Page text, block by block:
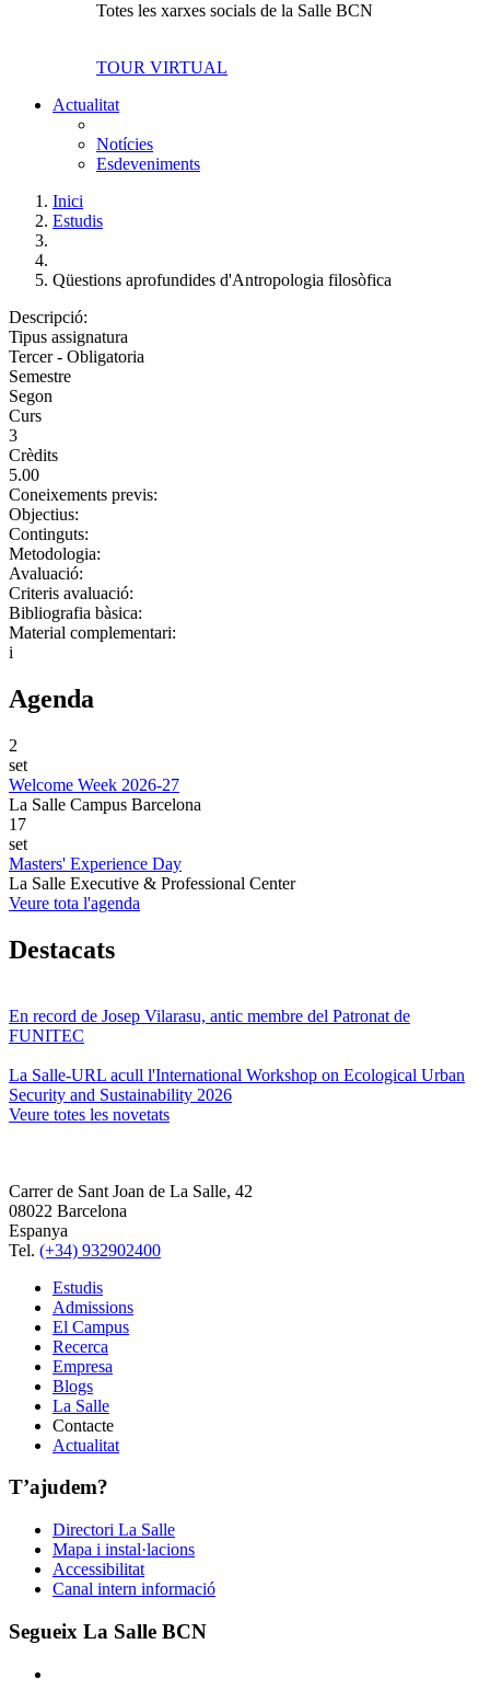
Totes les xarxes socials de la Salle BCN
TOUR VIRTUAL
Actualitat
Notícies
Esdeveniments
Inici
Estudis
Qüestions aprofundides d'Antropologia filosòfica
Descripció:
Tipus assignatura
Tercer - Obligatoria
Semestre
Segon
Curs
3
Crèdits
5.00
Coneixements previs:
Objectius:
Continguts:
Metodologia:
Avaluació:
Criteris avaluació:
Bibliografia bàsica:
Material complementari:
i
Agenda
2
set
Welcome Week 2026-27
La Salle Campus Barcelona
17
set
Masters' Experience Day
La Salle Executive & Professional Center
Veure tota l'agenda
Destacats
En record de Josep Vilarasu, antic membre del Patronat de
FUNITEC
La Salle-URL acull l'International Workshop on Ecological Urban
Security and Sustainability 2026
Veure totes les novetats
Carrer de Sant Joan de La Salle, 42
08022 Barcelona
Espanya
Tel. (+34) 932902400
Estudis
Admissions
El Campus
Recerca
Empresa
Blogs
La Salle
Contacte
Actualitat
T’ajudem?
Directori La Salle
Mapa i instal·lacions
Accessibilitat
Canal intern informació
Segueix La Salle BCN